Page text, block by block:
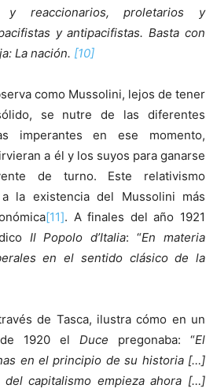
y reaccionarios, proletarios y
y antipacifistas. Basta con
La nación. [10]
como Mussolini, lejos de tener
se nutre de las diferentes
imperantes en ese momento,
a él y los suyos para ganarse
de turno. Este relativismo
la existencia del Mussolini más
[11]. A finales del año 1921
Il Popolo d’Italia: “En materia
en el sentido clásico de la
de Tasca, ilustra cómo en un
1920 el Duce pregonaba: “El
en el principio de su historia […]
del capitalismo empieza ahora […]